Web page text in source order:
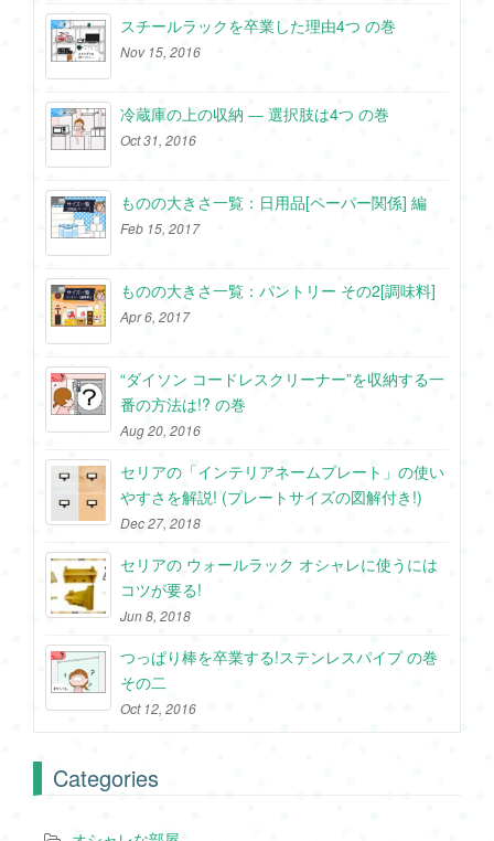
スチールラックを卒業した理由4つ の巻
Nov 15, 2016
冷蔵庫の上の収納 ― 選択肢は4つ の巻
Oct 31, 2016
ものの大きさ一覧：日用品[ペーパー関係] 編
Feb 15, 2017
ものの大きさ一覧：パントリー その2[調味料]
Apr 6, 2017
“ダイソン コードレスクリーナー”を収納する一
番の方法は!? の巻
Aug 20, 2016
セリアの「インテリアネームプレート」の使い
やすさを解説! (プレートサイズの図解付き!)
Dec 27, 2018
セリアの ウォールラック オシャレに使うには
コツが要る!
Jun 8, 2018
つっぱり棒を卒業する!ステンレスパイプ の巻
その二
Oct 12, 2016
Categories